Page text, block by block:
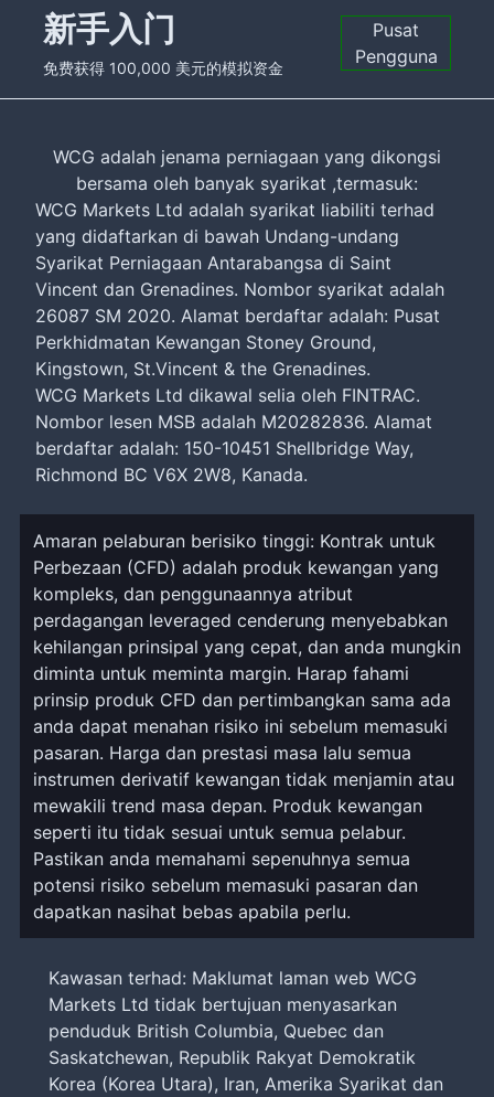
新手入门
免费获得 100,000 美元的模拟资金
Pusat
Pengguna
WCG adalah jenama perniagaan yang dikongsi
bersama oleh banyak syarikat ,termasuk:
WCG Markets Ltd adalah syarikat liabiliti terhad
yang didaftarkan di bawah Undang-undang
Syarikat Perniagaan Antarabangsa di Saint
Vincent dan Grenadines. Nombor syarikat adalah
26087 SM 2020. Alamat berdaftar adalah: Pusat
Perkhidmatan Kewangan Stoney Ground,
Kingstown, St.Vincent & the Grenadines.
WCG Markets Ltd dikawal selia oleh FINTRAC.
Nombor lesen MSB adalah M20282836. Alamat
berdaftar adalah: 150-10451 Shellbridge Way,
Richmond BC V6X 2W8, Kanada.
Amaran pelaburan berisiko tinggi: Kontrak untuk
Perbezaan (CFD) adalah produk kewangan yang
kompleks, dan penggunaannya atribut
perdagangan leveraged cenderung menyebabkan
kehilangan prinsipal yang cepat, dan anda mungkin
diminta untuk meminta margin. Harap fahami
prinsip produk CFD dan pertimbangkan sama ada
anda dapat menahan risiko ini sebelum memasuki
pasaran. Harga dan prestasi masa lalu semua
instrumen derivatif kewangan tidak menjamin atau
mewakili trend masa depan. Produk kewangan
seperti itu tidak sesuai untuk semua pelabur.
Pastikan anda memahami sepenuhnya semua
potensi risiko sebelum memasuki pasaran dan
dapatkan nasihat bebas apabila perlu.
Kawasan terhad: Maklumat laman web WCG
Markets Ltd tidak bertujuan menyasarkan
penduduk British Columbia, Quebec dan
Saskatchewan, Republik Rakyat Demokratik
Korea (Korea Utara), Iran, Amerika Syarikat dan